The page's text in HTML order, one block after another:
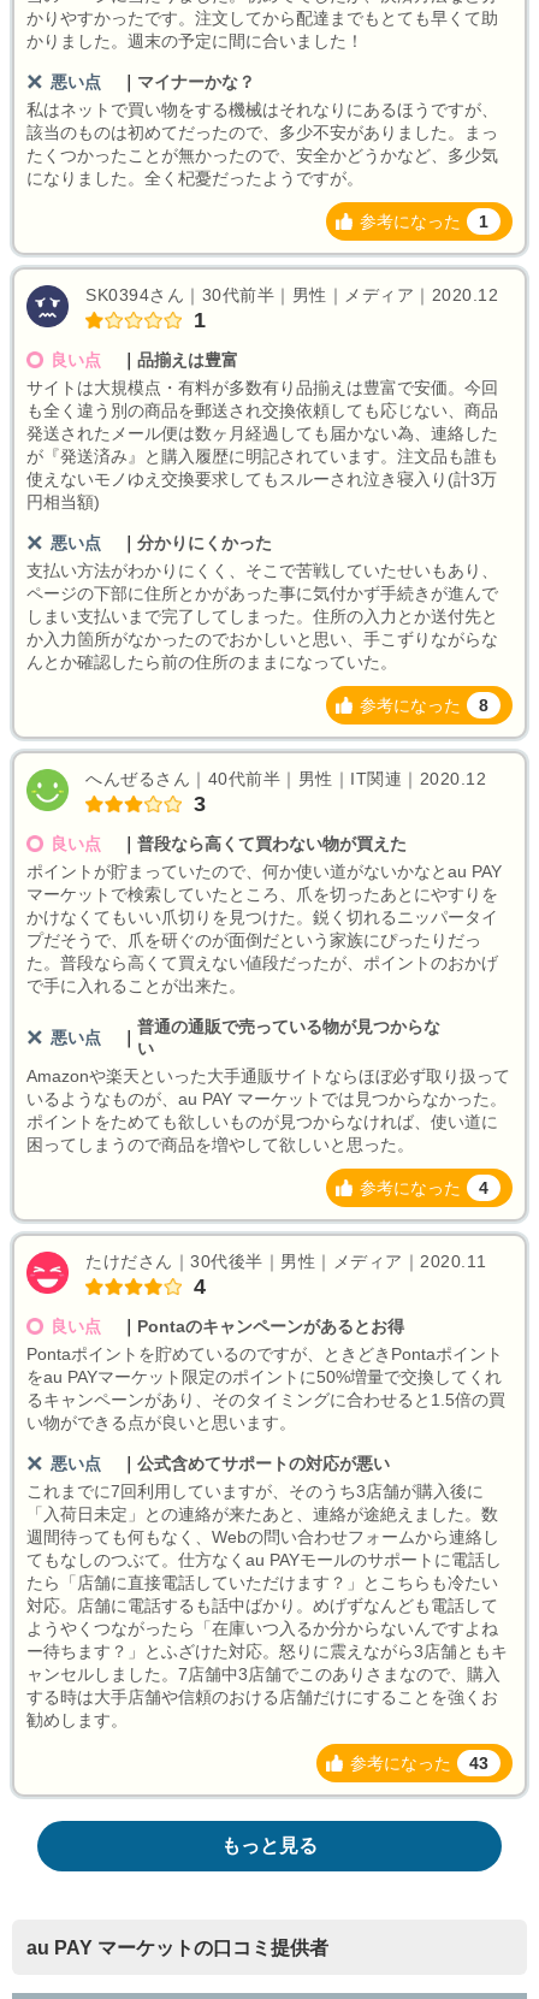
かりやすかったです。注文してから配達までもとても早くて助
かりました。週末の予定に間に合いました！
悪い点
マイナーかな？
私はネットで買い物をする機械はそれなりにあるほうですが、
該当のものは初めてだったので、多少不安がありました。まっ
たくつかったことが無かったので、安全かどうかなど、多少気
になりました。全く杞憂だったようですが。
参考になった 1
SK0394さん｜30代前半｜男性｜メディア｜2020.12
1
良い点
品揃えは豊富
サイトは大規模点・有料が多数有り品揃えは豊富で安価。今回
も全く違う別の商品を郵送され交換依頼しても応じない、商品
発送されたメール便は数ヶ月経過しても届かない為、連絡した
が『発送済み』と購入履歴に明記されています。注文品も誰も
使えないモノゆえ交換要求してもスルーされ泣き寝入り(計3万
円相当額)
悪い点
分かりにくかった
支払い方法がわかりにくく、そこで苦戦していたせいもあり、
ページの下部に住所とかがあった事に気付かず手続きが進んで
しまい支払いまで完了してしまった。住所の入力とか送付先と
か入力箇所がなかったのでおかしいと思い、手こずりながらな
んとか確認したら前の住所のままになっていた。
参考になった 8
へんぜるさん｜40代前半｜男性｜IT関連｜2020.12
3
良い点
普段なら高くて買わない物が買えた
ポイントが貯まっていたので、何か使い道がないかなとau PAY
マーケットで検索していたところ、爪を切ったあとにやすりを
かけなくてもいい爪切りを見つけた。鋭く切れるニッパータイ
プだそうで、爪を研ぐのが面倒だという家族にぴったりだっ
た。普段なら高くて買えない値段だったが、ポイントのおかげ
で手に入れることが出来た。
悪い点
普通の通販で売っている物が見つからな
い
Amazonや楽天といった大手通販サイトならほぼ必ず取り扱って
いるようなものが、au PAY マーケットでは見つからなかった。
ポイントをためても欲しいものが見つからなければ、使い道に
困ってしまうので商品を増やして欲しいと思った。
参考になった 4
たけださん｜30代後半｜男性｜メディア｜2020.11
4
良い点
Pontaのキャンペーンがあるとお得
Pontaポイントを貯めているのですが、ときどきPontaポイント
をau PAYマーケット限定のポイントに50%増量で交換してくれ
るキャンペーンがあり、そのタイミングに合わせると1.5倍の買
い物ができる点が良いと思います。
悪い点
公式含めてサポートの対応が悪い
これまでに7回利用していますが、そのうち3店舗が購入後に
「入荷日未定」との連絡が来たあと、連絡が途絶えました。数
週間待っても何もなく、Webの問い合わせフォームから連絡し
てもなしのつぶて。仕方なくau PAYモールのサポートに電話し
たら「店舗に直接電話していただけます？」とこちらも冷たい
対応。店舗に電話するも話中ばかり。めげずなんども電話して
ようやくつながったら「在庫いつ入るか分からないんですよね
ー待ちます？」とふざけた対応。怒りに震えながら3店舗ともキ
ャンセルしました。7店舗中3店舗でこのありさまなので、購入
する時は大手店舗や信頼のおける店舗だけにすることを強くお
勧めします。
参考になった 43
もっと見る
au PAY マーケットの口コミ提供者